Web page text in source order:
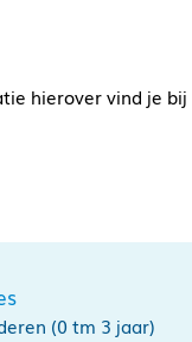
hierover vind je bij
(0 tm 3 jaar)